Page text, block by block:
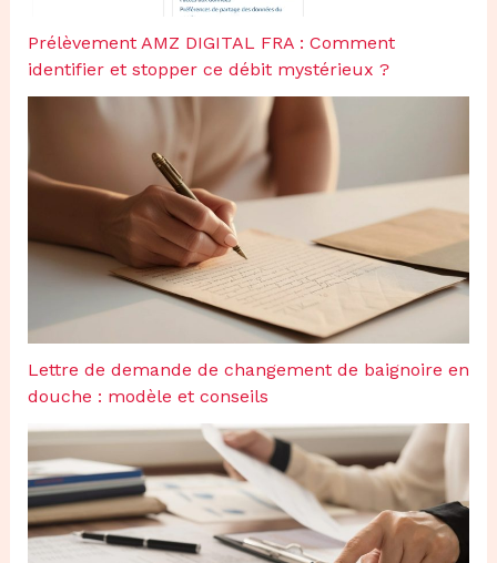
Prélèvement AMZ DIGITAL FRA : Comment
identifier et stopper ce débit mystérieux ?
Lettre de demande de changement de baignoire en
douche : modèle et conseils